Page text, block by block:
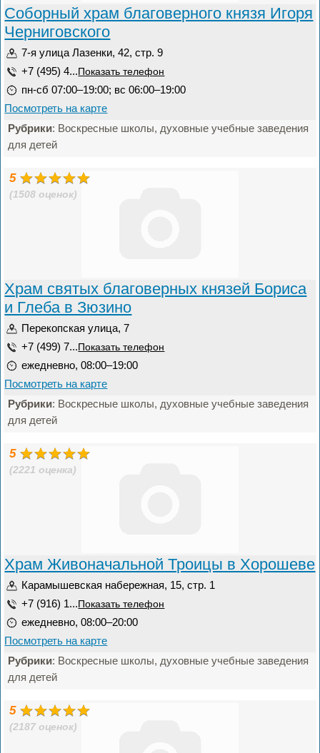
Соборный храм благоверного князя Игоря
Черниговского
7-я улица Лазенки, 42, стр. 9
+7 (495) 4... Показать телефон
пн-сб 07:00–19:00; вс 06:00–19:00
Посмотреть на карте
Рубрики: Воскресные школы, духовные учебные заведения
для детей
5
(1508 оценок)
Храм святых благоверных князей Бориса
и Глеба в Зюзино
Перекопская улица, 7
+7 (499) 7... Показать телефон
ежедневно, 08:00–19:00
Посмотреть на карте
Рубрики: Воскресные школы, духовные учебные заведения
для детей
5
(2221 оценка)
Храм Живоначальной Троицы в Хорошеве
Карамышевская набережная, 15, стр. 1
+7 (916) 1... Показать телефон
ежедневно, 08:00–20:00
Посмотреть на карте
Рубрики: Воскресные школы, духовные учебные заведения
для детей
5
(2187 оценок)